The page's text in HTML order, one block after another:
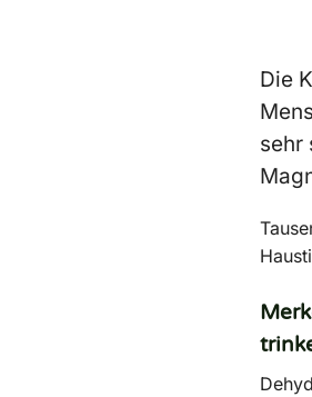
Die
sehr